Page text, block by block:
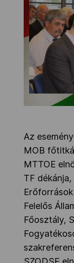
Az
MOB
MTTOE
TF
Felelős
Főosztály,